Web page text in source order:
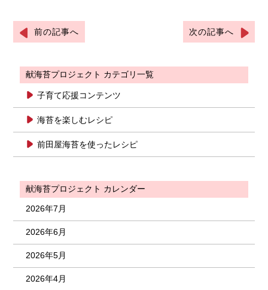
前の記事へ 次の記事へ
献海苔プロジェクト カテゴリ一覧
子育て応援コンテンツ
海苔を楽しむレシピ
前田屋海苔を使ったレシピ
献海苔プロジェクト カレンダー
2026年7月
2026年6月
2026年5月
2026年4月